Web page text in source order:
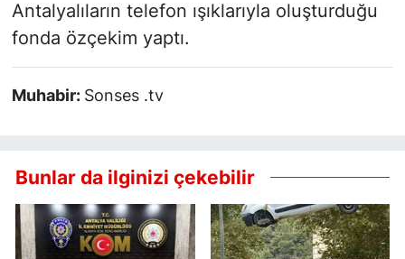
Antalyalıların telefon ışıklarıyla oluşturduğu
fonda özçekim yaptı.
Muhabir: Sonses .tv
Bunlar da ilginizi çekebilir